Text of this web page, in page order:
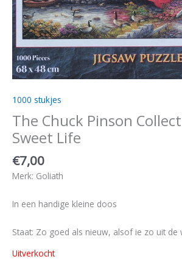
1000 stukjes
The Chuck Pinson
Sweet Life
€7,00
Merk: Goliath
In een handige kleine doos
Staat: Zo goed als nieuw, alsof ie zo uit de
Uitverkocht